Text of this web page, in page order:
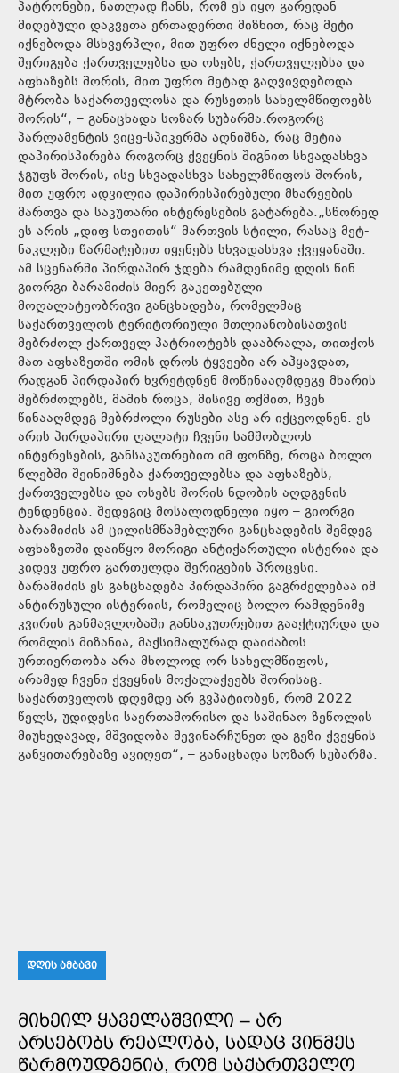
პატრონები, ნათლად ჩანს, რომ ეს იყო გარედან
მიღებული დაკვეთა ერთადერთი მიზნით, რაც მეტი
იქნებოდა მსხვერპლი, მით უფრო ძნელი იქნებოდა
შერიგება ქართველებსა და ოსებს, ქართველებსა და
აფხაზებს შორის, მით უფრო მეტად გაღვივდებოდა
მტრობა საქართველოსა და რუსეთის სახელმწიფოებს
შორის“, – განაცხადა სოზარ სუბარმა.როგორც
პარლამენტის ვიცე-სპიკერმა აღნიშნა, რაც მეტია
დაპირისპირება როგორც ქვეყნის შიგნით სხვადასხვა
ჯგუფს შორის, ისე სხვადასხვა სახელმწიფოს შორის,
მით უფრო ადვილია დაპირისპირებული მხარეების
მართვა და საკუთარი ინტერესების გატარება.„სწორედ
ეს არის „დიფ სთეითის“ მართვის სტილი, რასაც მეტ-
ნაკლები წარმატებით იყენებს სხვადასხვა ქვეყანაში.
ამ სცენარში პირდაპირ ჯდება რამდენიმე დღის წინ
გიორგი ბარამიძის მიერ გაკეთებული
მოღალატეობრივი განცხადება, რომელმაც
საქართველოს ტერიტორიული მთლიანობისათვის
მებრძოლ ქართველ პატრიოტებს დააბრალა, თითქოს
მათ აფხაზეთში ომის დროს ტყვეები არ აჰყავდათ,
რადგან პირდაპირ ხვრეტდნენ მოწინააღმდეგე მხარის
მებრძოლებს, მაშინ როცა, მისივე თქმით, ჩვენ
წინააღმდეგ მებრძოლი რუსები ასე არ იქცეოდნენ. ეს
არის პირდაპირი ღალატი ჩვენი სამშობლოს
ინტერესების, განსაკუთრებით იმ ფონზე, როცა ბოლო
წლებში შეინიშნება ქართველებსა და აფხაზებს,
ქართველებსა და ოსებს შორის ნდობის აღდგენის
ტენდენცია. შედეგიც მოსალოდნელი იყო – გიორგი
ბარამიძის ამ ცილისმწამებლური განცხადების შემდეგ
აფხაზეთში დაიწყო მორიგი ანტიქართული ისტერია და
კიდევ უფრო გართულდა შერიგების პროცესი.
ბარამიძის ეს განცხადება პირდაპირი გაგრძელებაა იმ
ანტირუსული ისტერიის, რომელიც ბოლო რამდენიმე
კვირის განმავლობაში განსაკუთრებით გააქტიურდა და
რომლის მიზანია, მაქსიმალურად დაიძაბოს
ურთიერთობა არა მხოლოდ ორ სახელმწიფოს,
არამედ ჩვენი ქვეყნის მოქალაქეებს შორისაც.
საქართველოს დღემდე არ გვპატიობენ, რომ 2022
წელს, უდიდესი საერთაშორისო და საშინაო ზეწოლის
მიუხედავად, მშვიდობა შევინარჩუნეთ და გეზი ქვეყნის
განვითარებაზე ავიღეთ“, – განაცხადა სოზარ სუბარმა.
ᲓᲦᲘᲡ ᲐᲛᲑᲐᲕᲘ
ᲛᲘᲮᲔᲘᲚ ᲧᲐᲕᲔᲚᲐᲨᲕᲘᲚᲘ – ᲐᲠ
ᲐᲠᲡᲔᲑᲝᲑᲡ ᲠᲔᲐᲚᲝᲑᲐ, ᲡᲐᲓᲐᲪ ᲕᲘᲜᲛᲔᲡ
ᲬᲐᲠᲛᲝᲣᲓᲒᲔᲜᲘᲐ, ᲠᲝᲛ ᲡᲐᲥᲐᲠᲗᲕᲔᲚᲝ